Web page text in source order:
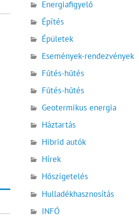
Energiafigyelő
Építés
Épületek
Események-rendezvények
Fűtés-hűtés
Fűtés-hűtés
Geotermikus energia
Háztartás
Hibrid autók
Hírek
Hőszigetelés
Hulladékhasznosítás
INFÓ